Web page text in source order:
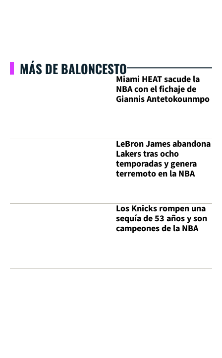
MÁS DE BALONCESTO
Miami HEAT sacude la
NBA con el fichaje de
Giannis Antetokounmpo
LeBron James abandona
Lakers tras ocho
temporadas y genera
terremoto en la NBA
Los Knicks rompen una
sequía de 53 años y son
campeones de la NBA